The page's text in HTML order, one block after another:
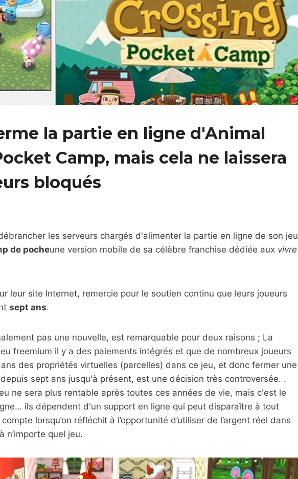
la partie en ligne d'Animal
Camp, mais cela ne laissera
bloqués
les serveurs chargés d'alimenter la partie en ligne de son jeu
de pocheune version mobile de sa célèbre franchise dédiée aux vivre
leur site Internet, remercie pour le soutien continu que leurs joueurs
sept ans.
pas une nouvelle, est remarquable pour deux raisons ; La
freemium il y a des paiements intégrés et que de nombreux joueurs
des propriétés virtuelles (parcelles) dans ce jeu, et donc fermer une
sept ans jusqu'à présent, est une décision très controversée. .
ne sera plus rentable après toutes ces années de vie, mais c'est le
ils dépendent d'un support en ligne qui peut disparaître à tout
lorsqu’on réfléchit à l’opportunité d’utiliser de l’argent réel dans
n’importe quel jeu.